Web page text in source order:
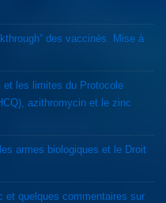
des vaccinés. Mise à
les limites du Protocole
azithromycin et le zinc
armes biologiques et le Droit
et quelques commentaires sur